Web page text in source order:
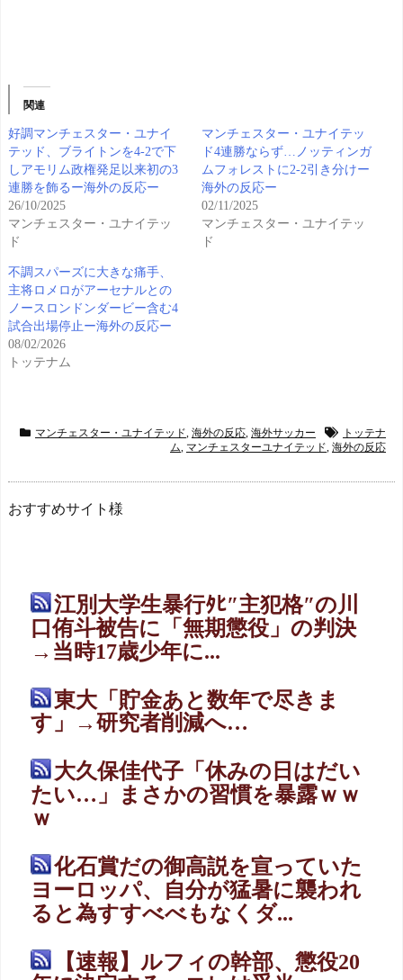
関連
好調マンチェスター・ユナイ
テッド、ブライトンを4-2で下
しアモリム政権発足以来初の3
連勝を飾るー海外の反応ー
26/10/2025
マンチェスター・ユナイテッ
ド
マンチェスター・ユナイテッ
ド4連勝ならず…ノッティンガ
ムフォレストに2-2引き分けー
海外の反応ー
02/11/2025
マンチェスター・ユナイテッ
ド
不調スパーズに大きな痛手、
主将ロメロがアーセナルとの
ノースロンドンダービー含む4
試合出場停止ー海外の反応ー
08/02/2026
トッテナム
マンチェスター・ユナイテッド, 海外の反応, 海外サッカー
トッテナ
ム, マンチェスターユナイテッド, 海外の反応
おすすめサイト様
江別大学生暴行ﾀﾋ″主犯格″の川
口侑斗被告に「無期懲役」の判決
→当時17歳少年に...
東大「貯金あと数年で尽きま
す」→研究者削減へ…
大久保佳代子「休みの日はだい
たい…」まさかの習慣を暴露ｗｗ
ｗ
化石賞だの御高説を宣っていた
ヨーロッパ、自分が猛暑に襲われ
ると為すすべべもなくダ...
【速報】ルフィの幹部、懲役20